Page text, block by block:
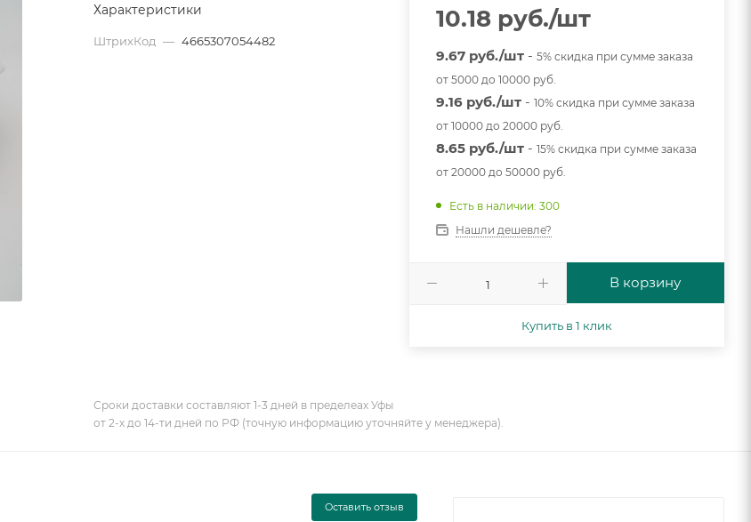
Характеристики
ШтрихКод — 4665307054482
10.18руб./шт
9.67 руб./шт- 5% скидка при сумме заказа
от 5000 до 10000 руб.
9.16 руб./шт- 10% скидка при сумме заказа
от 10000 до 20000 руб.
8.65 руб./шт- 15% скидка при сумме заказа
от 20000 до 50000 руб.
Есть в наличии: 300
Нашли дешевле?
В корзину
Купить в 1 клик
Сроки доставки составляют 1-3 дней в пределеах Уфы
от 2-х до 14-ти дней по РФ (точную информацию уточняйте у менеджера).
Оставить отзыв